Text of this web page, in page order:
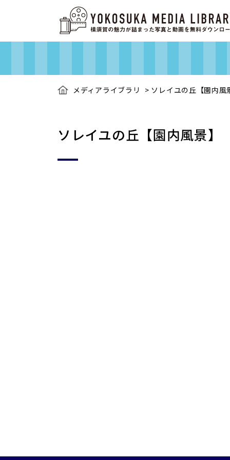
メディアライブラリ > ソレイユの丘【園内風
ソレイユの丘【園内風景】